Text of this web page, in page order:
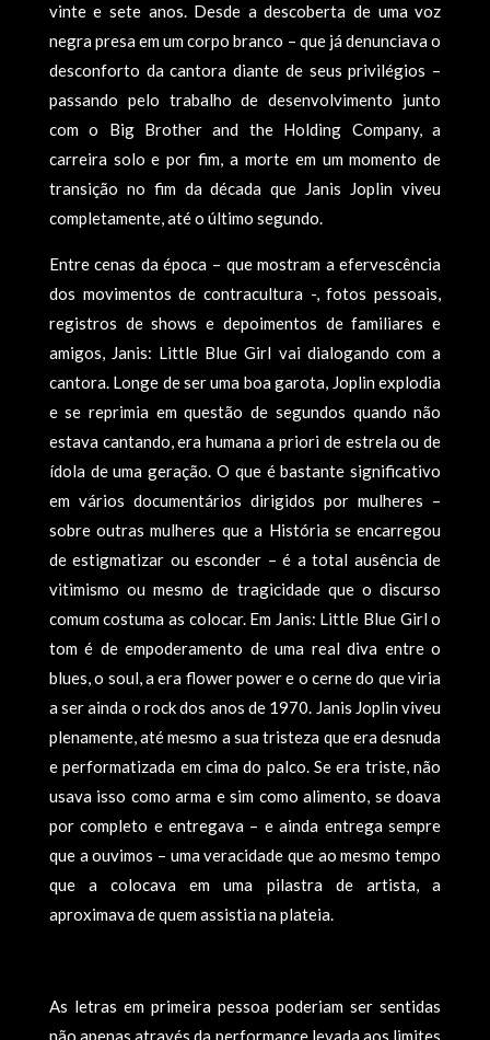
vinte e sete anos. Desde a descoberta de uma voz
negra presa em um corpo branco – que já denunciava o
desconforto da cantora diante de seus privilégios –
passando pelo trabalho de desenvolvimento junto
com o Big Brother and the Holding Company, a
carreira solo e por fim, a morte em um momento de
transição no fim da década que Janis Joplin viveu
completamente, até o último segundo.
Entre cenas da época – que mostram a efervescência
dos movimentos de contracultura -, fotos pessoais,
registros de shows e depoimentos de familiares e
amigos, Janis: Little Blue Girl vai dialogando com a
cantora. Longe de ser uma boa garota, Joplin explodia
e se reprimia em questão de segundos quando não
estava cantando, era humana a priori de estrela ou de
ídola de uma geração. O que é bastante significativo
em vários documentários dirigidos por mulheres –
sobre outras mulheres que a História se encarregou
de estigmatizar ou esconder – é a total ausência de
vitimismo ou mesmo de tragicidade que o discurso
comum costuma as colocar. Em Janis: Little Blue Girl o
tom é de empoderamento de uma real diva entre o
blues, o soul, a era flower power e o cerne do que viria
a ser ainda o rock dos anos de 1970. Janis Joplin viveu
plenamente, até mesmo a sua tristeza que era desnuda
e performatizada em cima do palco. Se era triste, não
usava isso como arma e sim como alimento, se doava
por completo e entregava – e ainda entrega sempre
que a ouvimos – uma veracidade que ao mesmo tempo
que a colocava em uma pilastra de artista, a
aproximava de quem assistia na plateia.
As letras em primeira pessoa poderiam ser sentidas
não apenas através da performance levada aos limites